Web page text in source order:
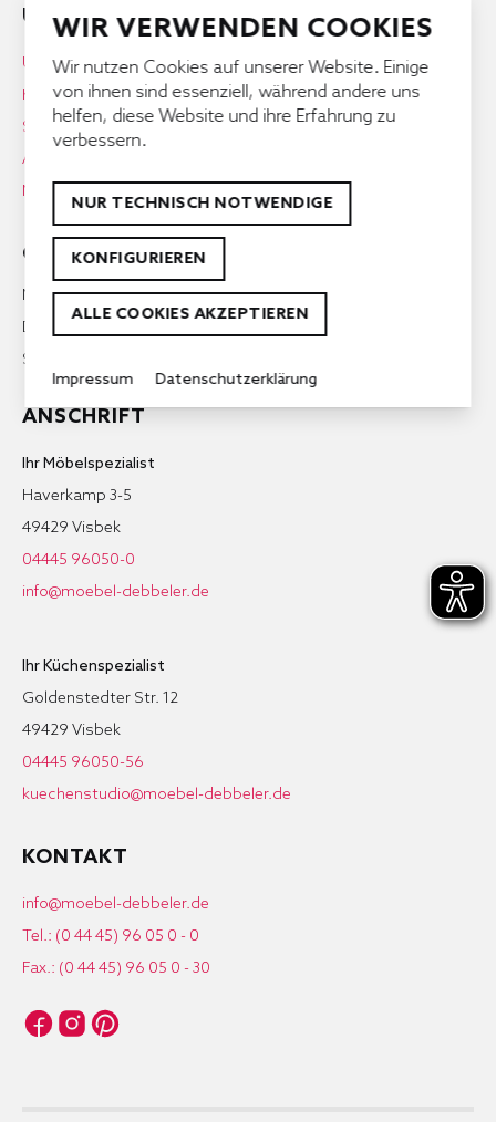
UNTERNEHMEN
Über Uns
Karriere
Service
Aktuelles
Newsletter Anmeldung
ÖFFNUNGSZEITEN
Mo-Fr. 9:00 – 18:00 Uhr
Do. 9:00 – 19:00 Uhr
Sa. 9:00 – 16:00 Uhr
ANSCHRIFT
Ihr Möbelspezialist
Haverkamp 3-5
49429 Visbek
04445 96050-0
info@moebel-debbeler.de
Ihr Küchenspezialist
Goldenstedter Str. 12
49429 Visbek
04445 96050-56
kuechenstudio@moebel-debbeler.de
KONTAKT
info@moebel-debbeler.de
Tel.: (0 44 45) 96 05 0 - 0
Fax.: (0 44 45) 96 05 0 - 30
WIR VERWENDEN COOKIES
Wir nutzen Cookies auf unserer Website. Einige
von ihnen sind essenziell, während andere uns
helfen, diese Website und ihre Erfahrung zu
verbessern.
NUR TECHNISCH NOTWENDIGE
KONFIGURIEREN
ALLE COOKIES AKZEPTIEREN
Impressum Datenschutzerklärung